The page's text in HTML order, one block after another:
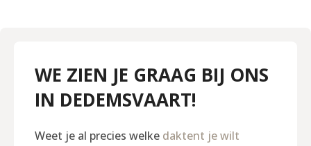
WE ZIEN JE GRAAG BIJ ONS
IN DEDEMSVAART!
Weet je al precies welke daktent je wilt